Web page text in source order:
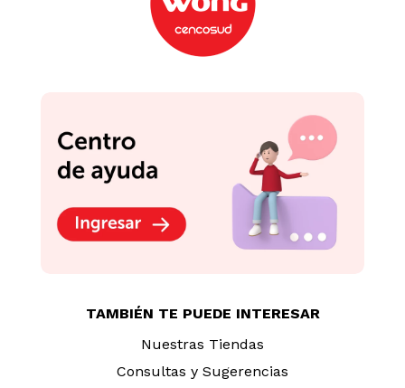
TAMBIÉN TE PUEDE INTERESAR
Nuestras Tiendas
Consultas y Sugerencias